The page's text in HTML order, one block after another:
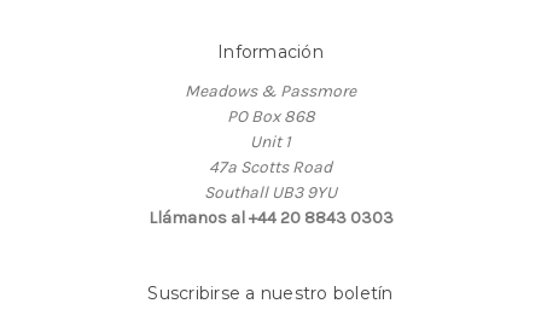
Información
Meadows & Passmore
PO Box 868
Unit 1
47a Scotts Road
Southall UB3 9YU
Llámanos al +44 20 8843 0303
Suscribirse a nuestro boletín